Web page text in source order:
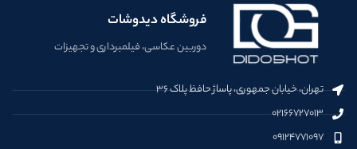
فروشگاه دیدوشات
دوربین عکاسی، فیلمبرداری و تجهیزات
تهران، خیابان جمهوری، پاساژ حافظ پلاک ۳۶
۰۲۱۶۶۷۲۷۰۱۳
۰۹۱۲۴۷۷۱۰۹۷